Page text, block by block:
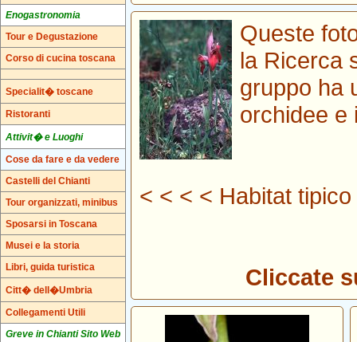
Enogastronomia
Tour e Degustazione
Corso di cucina toscana
Specialit� toscane
Ristoranti
Attivit� e Luoghi
Cose da fare e da vedere
Castelli del Chianti
Tour organizzati, minibus
Sposarsi in Toscana
Musei e la storia
Libri, guida turistica
Citt� dell�Umbria
Collegamenti Utili
Greve in Chianti Sito Web
Queste
la Ricerca
gruppo ha
orchidee e
< < < < Habitat
Cliccate